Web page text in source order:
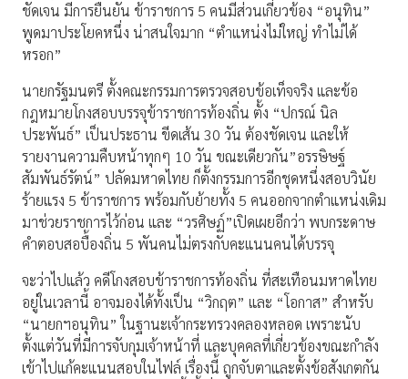
ชัดเจน มีการยืนยัน ข้าราชการ 5 คนมีส่วนเกี่ยวข้อง “อนุทิน”
พูดมาประโยคหนึ่ง น่าสนใจมาก “ตำแหน่งไม่ใหญ่ ทำไม่ได้
หรอก”
นายกรัฐมนตรี ตั้งคณะกรรมการตรวจสอบข้อเท็จจริง และข้อ
กฎหมายโกงสอบบรรจุข้าราชการท้องถิ่น ตั้ง “ปกรณ์ นิล
ประพันธ์” เป็นประธาน ขีดเส้น 30 วัน ต้องชัดเจน และให้
รายงานความคืบหน้าทุกๆ 10 วัน ขณะเดียวกัน”อรรษิษฐ์
สัมพันธ์รัตน์” ปลัดมหาดไทย ก็ตั้งกรรมการอีกชุดหนึ่งสอบวินัย
ร้ายแรง 5 ข้าราชการ พร้อมกับย้ายทั้ง 5 คนออกจากตำแหน่งเดิม
มาช่วยราชการไว้ก่อน และ “วรศิษฏ์”เปิดเผยอีกว่า พบกระดาษ
คำตอบสอบื้องถิ่น 5 พันคนไม่ตรงกับคะแนนคนได้บรรจุ
จะว่าไปแล้ว คดีโกงสอบข้าราชการท้องถิ่น ที่สะเทือนมหาดไทย
อยู่ในเวลานี้ อาจมองได้ทั้งเป็น “วิกฤต” และ “โอกาส” สำหรับ
“นายกฯอนุทิน” ในฐานะเจ้ากระทรวงคลองหลอด เพราะนับ
ตั้งแต่วันที่มีการจับกุมเจ้าหน้าที่ และบุคคลที่เกี่ยวข้องขณะกำลัง
เข้าไปแก้คะแนนสอบในไฟล์ เรื่องนี้ ถูกจับตาและตั้งข้อสังเกตกัน